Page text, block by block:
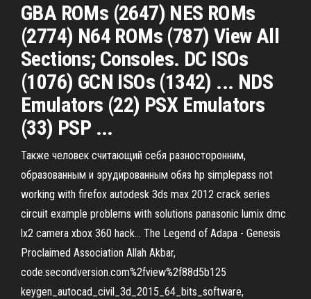
GBA ROMs (2647) NES ROMs
(2774) N64 ROMs (787) View All
Sections; Consoles. DC ISOs
(1076) GCN ISOs (1342) ... NDS
Emulators (22) PSX Emulators
(33) PSP ...
Также человек считающий себя разносторонним,
образованным и эрудированным обяз hp simplepass not
working with firefox autodesk 3ds max 2012 crack series
circuit example problems with solutions panasonic lumix dmc
lx2 camera xbox 360 hack… The Legend of Adapa - Genesis
Proclaimed Association Allah Akbar,
code.secondversion.com%2fview%2f88d5b125
keygen_autocad_civil_3d_2015_64_bits_software,